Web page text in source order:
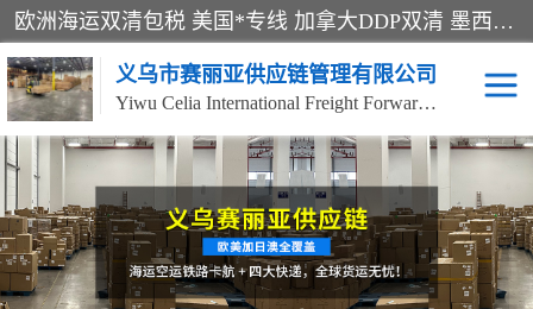
欧洲海运双清包税 美国*专线 加拿大DDP双清 墨西哥跨境空运 澳大利亚专线物流 跨境电商物流服务 国际快递到门服务 海运*渠道 一站式跨境物流解决方案 TikTok/SHEIN专线 电商平台FBA头程运输 国际铁路运输欧洲 UPS/DDHL/联邦快递跨境 美国双清到门物流 跨境*运输
义乌市赛丽亚供应链管理有限公司
Yiwu Celia International Freight Forwarding Co., Ltd
美森快船 欧洲卡航
加拿大海运/空运-双清到 澳大利亚海运/空运-双清